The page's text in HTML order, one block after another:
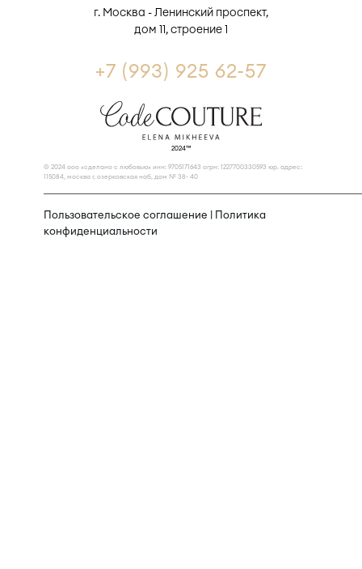
© 2024 ооо «сделано с любовью» инн: 9705171643 огрн: 1227700330593 юр. адрес:
115084, москва г, озерковская наб, дом № 38- 40
Пользовательское соглашение
Политика
конфиденциальности
2024™
г. Москва - Ленинский проспект,
дом 11, строение 1
+7 (993) 925 62-57